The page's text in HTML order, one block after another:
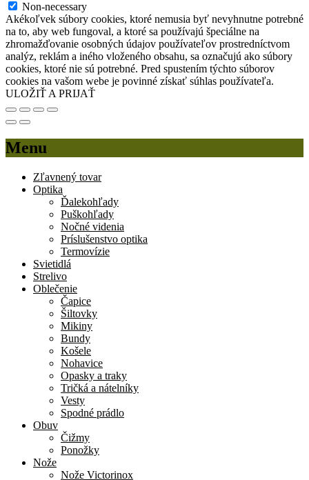
Non-necessary
Akékoľvek súbory cookies, ktoré nemusia byť nevyhnutne potrebné
na to, aby web fungoval, a ktoré sa používajú špeciálne na
zhromažďovanie osobných údajov používateľov prostredníctvom
analýz, reklám a iného vloženého obsahu, sa označujú ako súbory
cookies, ktoré nie sú potrebné. Pred spustením týchto súborov
cookies na vašom webe je povinné získať súhlas používateľa.
ULOŽIŤ A PRIJAŤ
Menu
Zľavnený tovar
Optika
Ďalekohľady
Puškohľady
Nočné videnia
Príslušenstvo optika
Termovízie
Svietidlá
Strelivo
Oblečenie
Čapice
Šiltovky
Mikiny
Bundy
Košele
Nohavice
Opasky a traky
Tričká a nátelníky
Vesty
Spodné prádlo
Obuv
Čižmy
Ponožky
Nože
Nože Victorinox